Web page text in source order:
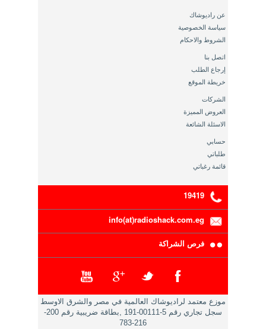
عن راديوشاك
سياسة الخصوصية
الشروط والاحكام
اتصل بنا
إرجاع الطلب
خريطة الموقع
الشركات
العروض المميزة
الاسئلة الشائعة
حسابي
طلباتي
قائمة رغباتي
19419
info(at)radioshack.com.eg
فرص الشراكة
موزع معتمد لراديوشاك العالمية في مصر والشرق الاوسط
سجل تجاري رقم 5-00111-191 ,بطاقة ضريبية رقم 200-
216-783